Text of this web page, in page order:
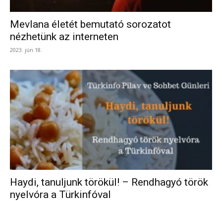
Mevlana életét bemutató sorozatot
nézhetünk az interneten
2023. jún 18.
Haydi, tanuljunk törökül! – Rendhagyó török
nyelvóra a Türkinfóval